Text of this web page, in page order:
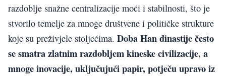
razdoblje snažne centralizacije moći i stabilnosti, što je
stvorilo temelje za mnoge društvene i političke strukture
koje su preživjele stoljećima. Doba Han dinastije često
se smatra zlatnim razdobljem kineske civilizacije, a
mnoge inovacije, uključujući papir, potječu upravo iz